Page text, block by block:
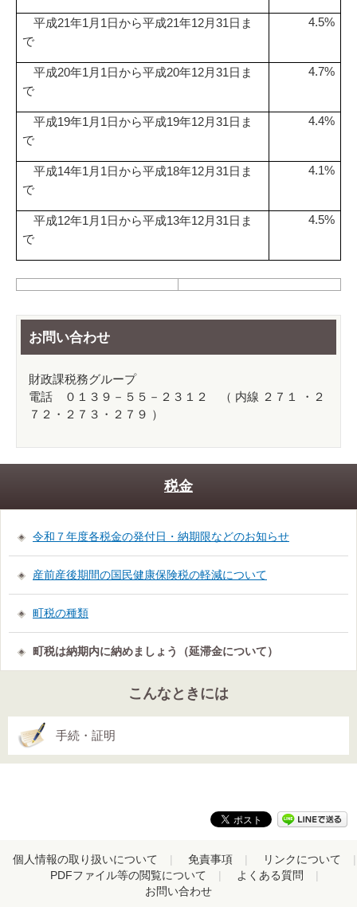
平成21年1 月 1日から平成21年12月31日ま
で
4.5%
平成20年1 月 1日から平成20年12月31日ま
で
4.7%
平成19年1 月 1日から平成19年12月31日ま
で
4.4%
平成14年1 月 1日から平成18年12月31日ま
で
4.1%
平成12年1 月 1日から平成13年12月31日ま
で
4.5%
お問い合わせ
財政課税務グループ
電話 ０１３９－５５－２３１２ （ 内線 ２７１ ・２
７２・２７３・２７９ ）
税金
令和７年度各税金の発付日・納期限などのお知らせ
産前産後期間の国民健康保険税の軽減について
町税の種類
町税は納期内に納めましょう（延滞金について）
こんなときには
手続・証明
個人情報の取り扱いについて 免責事項
リンクについて
PDFファイル等の閲覧について
よくある質問
お問い合わせ